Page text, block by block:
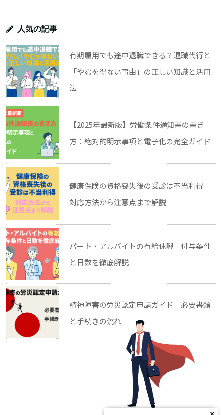
人気の記事
有期雇用でも途中退職できる？退職代行と
「やむを得ない事由」の正しい知識と活用
法
【2025年最新版】労働条件通知書の書き
方：絶対的明示事項と電子化の完全ガイド
健康保険の資格喪失後の受診は不当利得
対応方法から注意点まで解説
パート・アルバイトの有給休暇｜付与条件
と日数を徹底解説
精神障害の労災認定申請ガイド｜必要書類
と手続きの流れ